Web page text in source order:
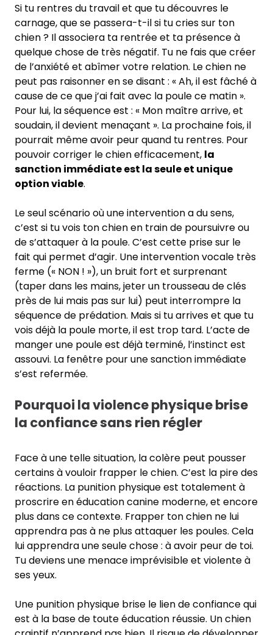
Si tu rentres du travail et que tu découvres le
carnage, que se passera-t-il si tu cries sur ton
chien ? Il associera ta rentrée et ta présence à
quelque chose de très négatif. Tu ne fais que créer
de l’anxiété et abîmer votre relation. Le chien ne
peut pas raisonner en se disant : « Ah, il est fâché à
cause de ce que j’ai fait avec la poule ce matin ».
Pour lui, la séquence est : « Mon maître arrive, et
soudain, il devient menaçant ». La prochaine fois, il
pourrait même avoir peur quand tu rentres. Pour
pouvoir corriger le chien efficacement, la
sanction immédiate est la seule et unique
option viable.
Le seul scénario où une intervention a du sens,
c’est si tu vois ton chien en train de poursuivre ou
de s’attaquer à la poule. C’est cette prise sur le
fait qui permet d’agir. Une intervention vocale très
ferme (« NON ! »), un bruit fort et surprenant
(taper dans les mains, jeter un trousseau de clés
près de lui mais pas sur lui) peut interrompre la
séquence de prédation. Mais si tu arrives et que tu
vois déjà la poule morte, il est trop tard. L’acte de
manger une poule est déjà terminé, l’instinct est
assouvi. La fenêtre pour une sanction immédiate
s’est refermée.
Pourquoi la violence physique brise
la confiance sans rien régler
Face à une telle situation, la colère peut pousser
certains à vouloir frapper le chien. C’est la pire des
réactions. La punition physique est totalement à
proscrire en éducation canine moderne, et encore
plus dans ce contexte. Frapper ton chien ne lui
apprendra pas à ne plus attaquer les poules. Cela
lui apprendra une seule chose : à avoir peur de toi.
Tu deviens une menace imprévisible et violente à
ses yeux.
Une punition physique brise le lien de confiance qui
est à la base de toute éducation réussie. Un chien